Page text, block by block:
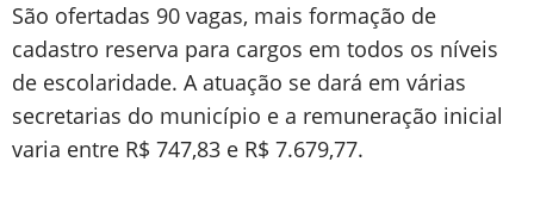
São ofertadas 90 vagas, mais formação de
cadastro reserva para cargos em todos os níveis
de escolaridade. A atuação se dará em várias
secretarias do município e a remuneração inicial
varia entre R$ 747,83 e R$ 7.679,77.